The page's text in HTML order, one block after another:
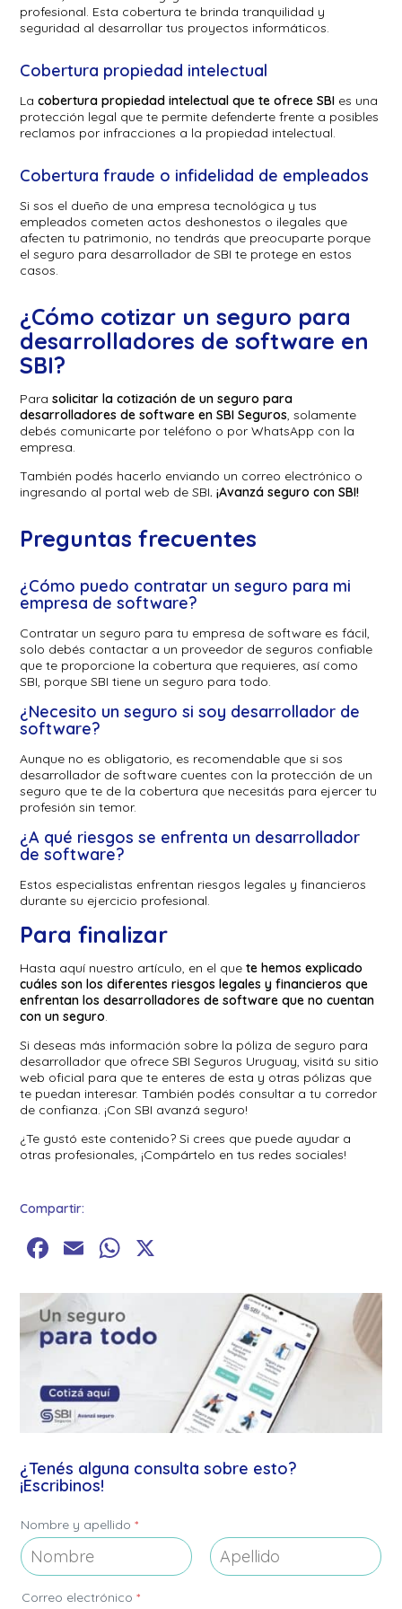
profesional. Esta cobertura te brinda tranquilidad y
seguridad al desarrollar tus proyectos informáticos.
Cobertura propiedad intelectual
Lacobertura propiedad intelectual que te ofrece SBI es una
protección legal que te permite defenderte frente a posibles
reclamos por infracciones a la propiedad intelectual.
Cobertura fraude o infidelidad de empleados
Si sos el dueño de una empresa tecnológica y tus
empleados cometen actos deshonestos o ilegales que
afecten tu patrimonio, no tendrás que preocuparte porque
el seguro para desarrollador de SBI te protege en estos
casos.
¿Cómo cotizar un seguro para
desarrolladores de software en
SBI?
Parasolicitar la cotización de un seguro para
desarrolladores de software en SBI Seguros, solamente
debés comunicarte por teléfono o por WhatsApp con la
empresa.
También podés hacerlo enviando un correo electrónico o
ingresando al portal web de SBI. ¡Avanzá seguro con SBI!
Preguntas frecuentes
¿Cómo puedo contratar un seguro para mi
empresa de software?
Contratar un seguro para tu empresa de software es fácil,
solo debés contactar a un proveedor de seguros confiable
que te proporcione la cobertura que requieres, así como
SBI, porque SBI tiene un seguro para todo.
¿Necesito un seguro si soy desarrollador de
software?
Aunque no es obligatorio, es recomendable que si sos
desarrollador de software cuentes con la protección de un
seguro que te de la cobertura que necesitás para ejercer tu
profesión sin temor.
¿A qué riesgos se enfrenta un desarrollador
de software?
Estos especialistas enfrentan riesgos legales y financieros
durante su ejercicio profesional.
Para finalizar
Hasta aquí nuestro artículo, en el quete hemos explicado
cuáles son los diferentes riesgos legales y financieros que
enfrentan los desarrolladores de software que no cuentan
con un seguro.
Si deseas más información sobre la póliza de seguro para
desarrollador que ofrece SBI Seguros Uruguay, visitá su sitio
web oficial para que te enteres de esta y otras pólizas que
te puedan interesar. También podés consultar a tu corredor
de confianza. ¡Con SBI avanzá seguro!
¿Te gustó este contenido? Si crees que puede ayudar a
otras profesionales, ¡Compártelo en tus redes sociales!
Compartir:
Facebook
EmailWhatsApp
¿Tenés alguna consulta sobre esto?
¡Escribinos!
Nombre y apellido*
Correo electrónico*